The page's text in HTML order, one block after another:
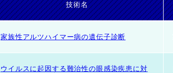
技術名
家族性アルツハイマー病の遺伝子診断
ウイルスに起因する難治性の眼感染疾患に対